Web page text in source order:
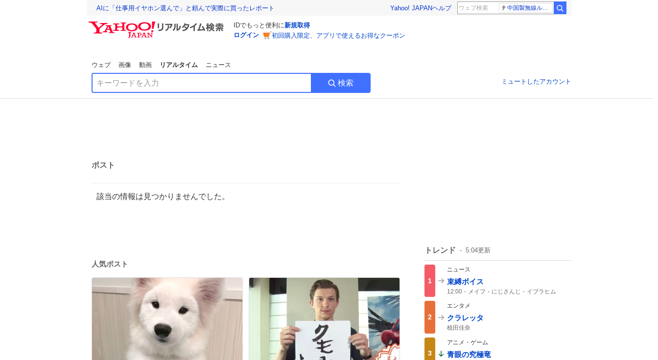
AIに「仕事用イヤホン選んで」と頼んで実際に買ったレポート Yahoo! JAPANヘルプ 中国製無線ルーター
IDでもっと便利に新規取得
ログイン
初回購入限定、アプリで使えるお得なクーポン
ウェブ 画像 動画 リアルタイム ニュース
検索 ミュートしたアカウント
ポスト
該当の情報は見つかりませんでした。
人気ポスト
トレンド 5:04更新
1
ニュース
束縛ボイス
12:00 メイフ にじさんじ イブラヒム
2
エンタメ
クラレッタ
植田佳奈
3
アニメ・ゲーム
青眼の究極竜